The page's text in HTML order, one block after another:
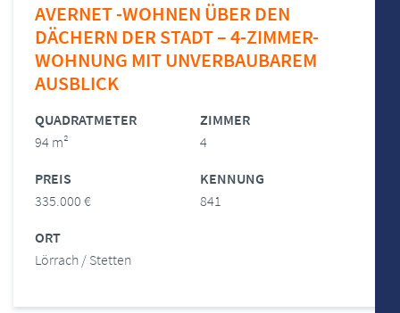
AVERNET -WOHNEN ÜBER DEN
DÄCHERN DER STADT – 4-ZIMMER-
WOHNUNG MIT UNVERBAUBAREM
AUSBLICK
QUADRATMETER
94 m²
ZIMMER
4
PREIS
335.000 €
KENNUNG
841
ORT
Lörrach / Stetten